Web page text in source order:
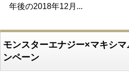
年後の2018年12月...
モンスターエナジー×マキシ
ンペーン